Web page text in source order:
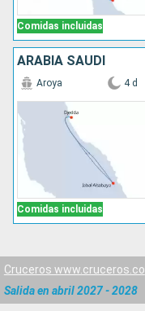
Comidas incluidas
ARABIA SAUDÍ
Comidas incluidas
Aroya 4 d
Cruceros www.cruceros.co
Salida en abril 2027 - 2028